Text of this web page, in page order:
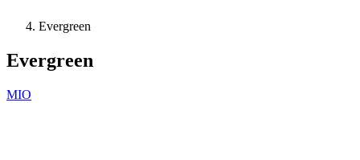
Evergreen
Evergreen
MIO